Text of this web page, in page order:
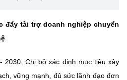
đẩy tài trợ doanh nghiệp chuyển
2030, Chi bộ xác định mục tiêu xây
vững mạnh, đủ sức lãnh đạo đơn